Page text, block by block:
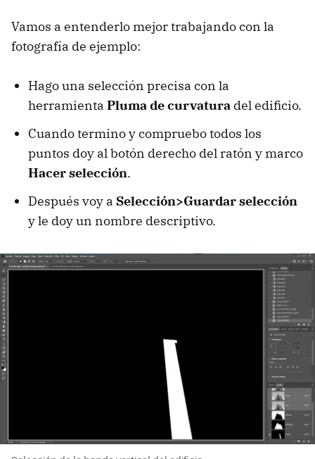
Vamos a entenderlo mejor trabajando con la
fotografía de ejemplo:
Hago una selección precisa con la
herramienta Pluma de curvatura del edificio.
Cuando termino y compruebo todos los
puntos doy al botón derecho del ratón y marco
Hacer selección.
Después voy a Selección>Guardar selección
y le doy un nombre descriptivo.